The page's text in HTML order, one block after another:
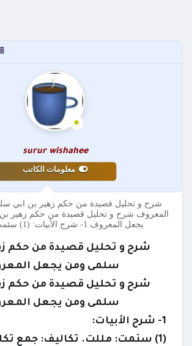
surur wishahee
معلومات الكاتب
شرح و تحليل قصيدة من حكم زهير بن ابي
المعروف شرح و تحليل قصيدة من حكم زهير
يجعل المعروف 1- شرح الأبيات: (1) سئمت: مللت.
شرح و تحليل قصيدة من حكم
سلمى ومن يجعل
شرح و تحليل قصيدة من حكم
سلمى ومن يجعل
1- شرح الأبيات:
(1) سئمت: مللت. تكاليف: جمع